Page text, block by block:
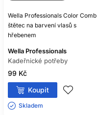
Wella Professionals Color Comb
štětec na barvení vlasů s
hřebenem
Wella Professionals
Kadeřnické potřeby
99 Kč
Koupit
Skladem ㅤ